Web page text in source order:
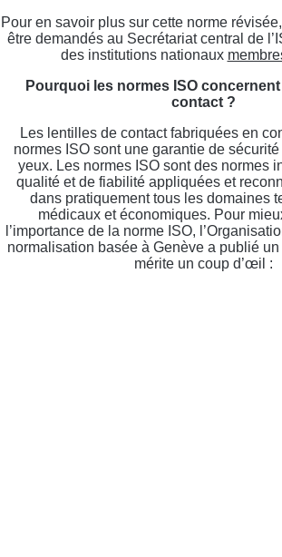
Pour en savoir plus sur cette norme
être demandés au Secrétariat central de
des institutions nationaux
Pourquoi les normes ISO
contact ?
Les lentilles de contact fabriquées en
normes ISO sont une garantie de
yeux. Les normes ISO sont des normes
qualité et de fiabilité appliquées et
dans pratiquement tous les domaines
médicaux et économiques. Pour
l’importance de la norme ISO,
normalisation basée à Genève a publié
mérite un coup d’œil :